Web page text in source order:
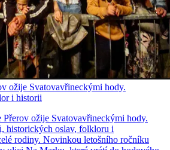
ožije Svatovavřineckými hody.
i historii
Přerov ožije Svatovavřineckými hody.
historických oslav, folkloru i
rodiny. Novinkou letošního ročníku